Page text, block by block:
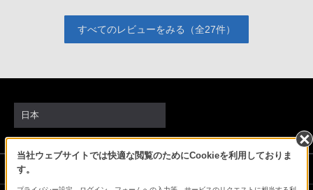
すべてのレビューをみる（全27件）
当社ウェブサイトでは快適な閲覧のためにCookieを利用しておりま
す。
日本
ソニーストアでのお買い物にあたって